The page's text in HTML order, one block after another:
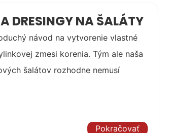
DRESINGY NA ŠALÁTY
návod na vytvorenie vlastné
zmesi korenia. Tým ale naša
šalátov rozhodne nemusí
Pokračovať